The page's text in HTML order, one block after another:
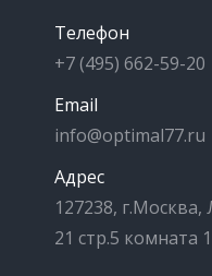
Телефон
+7 (495) 662-59-20
Email
info@optimal77.ru
Адрес
127238,
21 стр.5 комната